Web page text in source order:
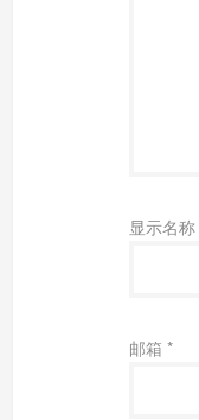
显示名称
邮箱 *